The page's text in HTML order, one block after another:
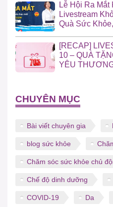
Lễ Hội Ra Mắt
Livestream
Quà Sức
[RECAP]
10 – QUÀ
YÊU
CHUYÊN MỤC
Bài viết chuyên gia
blog sức khỏe
Chăm sóc sức khỏe chủ
Chế độ dinh dưỡng
COVID-19 Da